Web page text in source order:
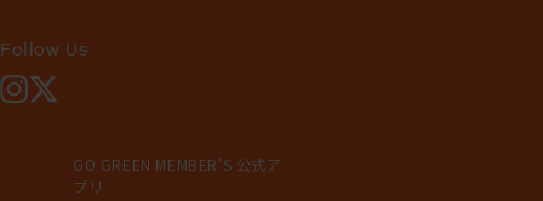
Follow Us
Instagram
X
GO GREEN MEMBER'S 公式ア
プリ